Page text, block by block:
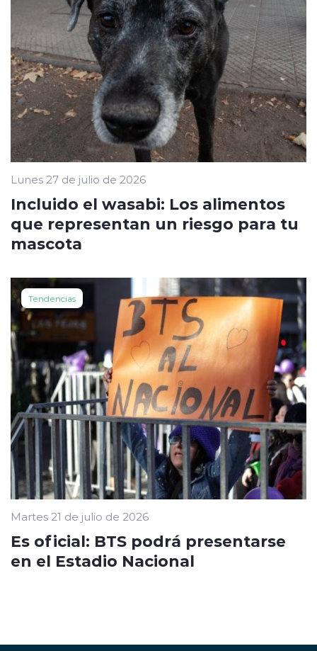
Lunes 27 de julio de 2026
Incluido el wasabi: Los alimentos
que representan un riesgo para tu
mascota
Tendencias
Martes 21 de julio de 2026
Es oficial: BTS podrá presentarse
en el Estadio Nacional